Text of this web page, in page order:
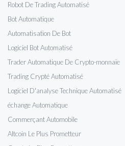
Robot De Trading Automatisé
Bot Automatique
Automatisation De Bot
Logiciel Bot Automatisé
Trader Automatique De Crypto-monnaie
Trading Crypté Automatisé
Logiciel D'analyse Technique Automatisé
échange Automatique
Commerçant Automobile
Altcoin Le Plus Prometteur